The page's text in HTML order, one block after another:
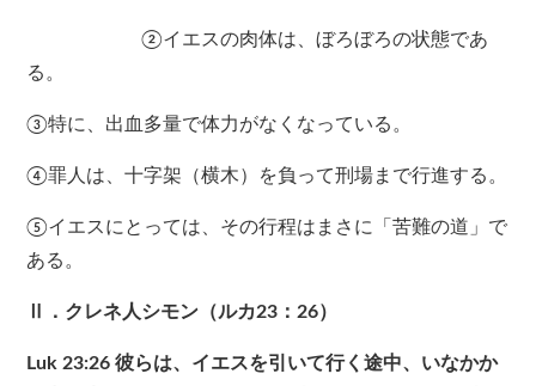
②イエスの肉体は、ぼろぼろの状態であ
る。
③特に、出血多量で体力がなくなっている。
④罪人は、十字架（横木）を負って刑場まで行進する。
⑤イエスにとっては、その行程はまさに「苦難の道」で
ある。
Ⅱ．クレネ人シモン（ルカ23：26）
Luk 23:26 彼らは、イエスを引いて行く途中、いなかか